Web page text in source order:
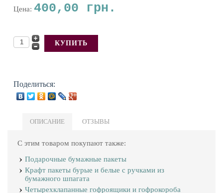
Цена: 400,00 грн.
Поделиться:
ОПИСАНИЕ ОТЗЫВЫ
С этим товаром покупают также:
Подарочные бумажные пакеты
Крафт пакеты бурые и белые с ручками из
бумажного шпагата
Четырехклапанные гофроящики и гофрокороба